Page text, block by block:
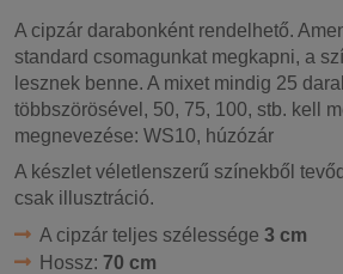
A cipzár darabonként rendelhető.
standard csomagunkat megkapni, a
lesznek benne. A mixet mindig 25
többszörösével, 50, 75, 100, stb. kell
megnevezése: WS10, húzózár
A készlet véletlenszerű színekből
csak illusztráció.
A cipzár teljes szélessége 3 cm
Hossz: 70 cm